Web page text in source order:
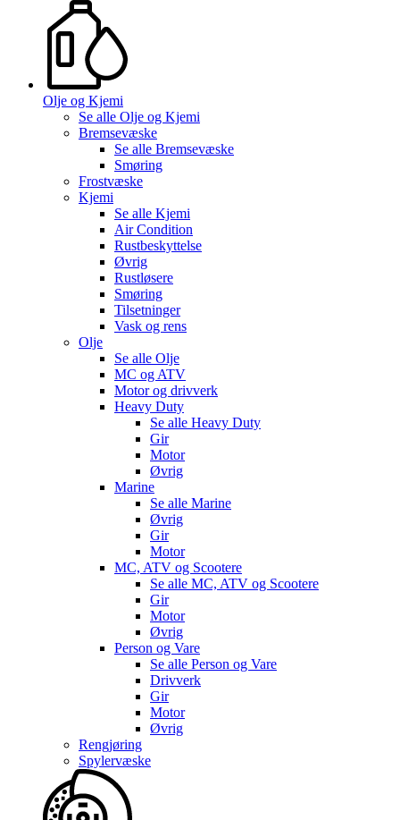
Olje og Kjemi
Se alle Olje og Kjemi
Bremsevæske
Se alle Bremsevæske
Smøring
Frostvæske
Kjemi
Se alle Kjemi
Air Condition
Rustbeskyttelse
Øvrig
Rustløsere
Smøring
Tilsetninger
Vask og rens
Olje
Se alle Olje
MC og ATV
Motor og drivverk
Heavy Duty
Se alle Heavy Duty
Gir
Motor
Øvrig
Marine
Se alle Marine
Øvrig
Gir
Motor
MC, ATV og Scootere
Se alle MC, ATV og Scootere
Gir
Motor
Øvrig
Person og Vare
Se alle Person og Vare
Drivverk
Gir
Motor
Øvrig
Rengjøring
Spylervæske